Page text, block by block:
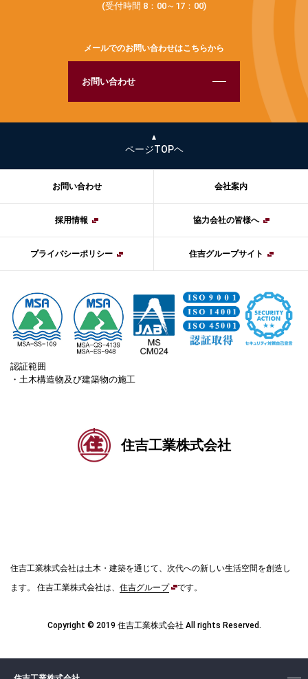
(受付時間 8：00～17：00)
メールでのお問い合わせはこちらから
お問い合わせ
ページTOPヘ
お問い合わせ 会社案内
採用情報 協力会社の皆様へ
プライバシーポリシー 住吉グループサイト
認証範囲
・土木構造物及び建築物の施工
住吉工業株式会社
住吉工業株式会社は土木・建築を通じて、次代への新しい生活空間を創造し
ます。
住吉工業株式会社は、 住吉グループです。
Copyright © 2019 住吉工業株式会社 All rights Reserved.